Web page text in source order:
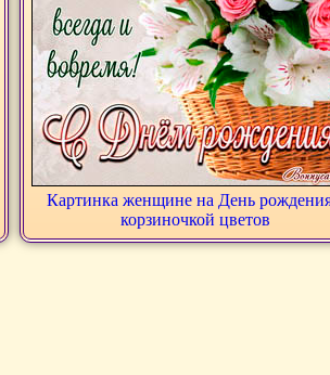
Картинка женщине на День
корзиночкой цветов